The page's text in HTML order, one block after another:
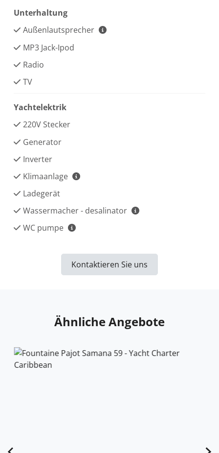
Unterhaltung
Außenlautsprecher
MP3 Jack-Ipod
Radio
TV
Yachtelektrik
220V Stecker
Generator
Inverter
Klimaanlage
Ladegerät
Wassermacher - desalinator
WC pumpe
Kontaktieren Sie uns
Ähnliche Angebote